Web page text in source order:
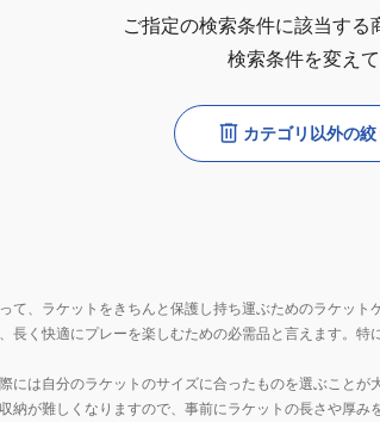
ご指定の検索条件に該当する
検索条件を変え
カテゴリ以外の
て、ラケットをきちんと保護し持ち運ぶためのラケッ
長く快適にプレーを楽しむための必需品と言えます。
には自分のラケットのサイズに合ったものを選ぶこと
納が難しくなりますので、事前にラケットの長さや厚